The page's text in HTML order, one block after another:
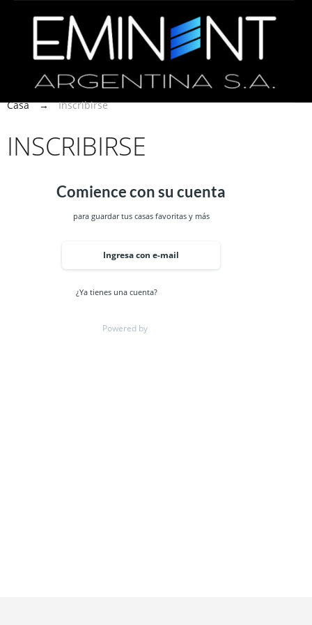
Casa → Inscribirse
INSCRIBIRSE
Comience con su cuenta
para guardar tus casas favoritas y más
Ingresa con e-mail
¿Ya tienes una cuenta?
Powered by